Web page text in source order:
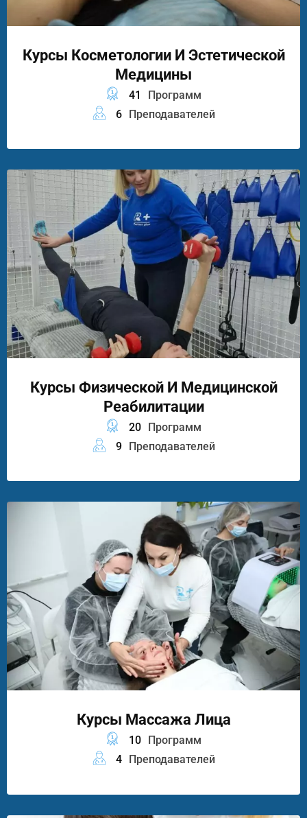
Курсы Косметологии И Эстетической
Медицины
41
Программ
6
Преподавателей
Курсы Физической И Медицинской
Реабилитации
20
Программ
9
Преподавателей
Курсы Массажа Лица
10
Программ
4
Преподавателей